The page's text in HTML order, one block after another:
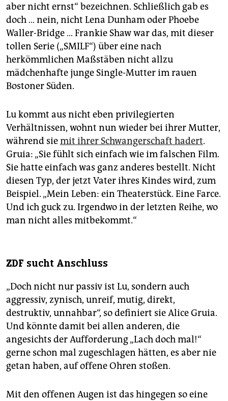
aber nicht ernst“ bezeichnen. Schließlich gab es
doch … nein, nicht Lena Dunham oder Phoebe
Waller-Bridge … ­Frankie Shaw war das, mit dieser
tollen Serie („SMILF“) über eine nach
herkömmlichen Maßstäben nicht allzu
mädchenhafte junge Single-Mutter im rauen
Bostoner Süden.
Lu kommt aus nicht eben privilegierten
Verhältnissen, wohnt nun wieder bei ihrer Mutter,
während siemit ihrer Schwangerschaft hadert.
Gruia: „Sie fühlt sich einfach wie im falschen Film.
Sie hatte einfach was ganz anderes bestellt. Nicht
diesen Typ, der jetzt Vater ihres Kindes wird, zum
Beispiel. „Mein Leben: ein Theaterstück. Eine Farce.
Und ich guck zu. Irgendwo in der letzten Reihe, wo
man nicht alles mitbekommt.“
ZDF sucht Anschluss
„Doch nicht nur passiv ist Lu, sondern auch
aggressiv, zynisch, unreif, mutig, direkt,
destruktiv, unnahbar“, so definiert sie Alice Gruia.
Und könnte damit bei allen anderen, die
angesichts der Aufforderung „Lach doch mal!“
gerne schon mal zugeschlagen hätten, es aber nie
getan haben, auf offene Ohren stoßen.
Mit den offenen Augen ist das hingegen so eine